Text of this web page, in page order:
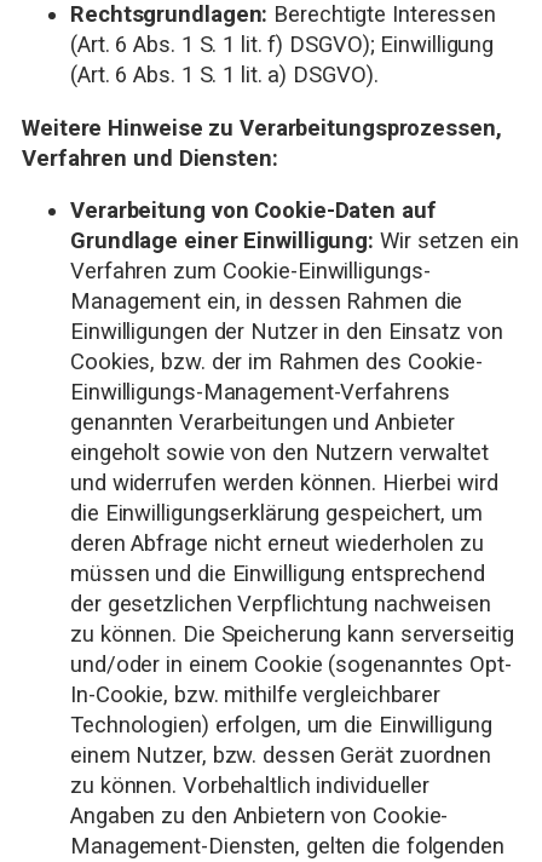
Rechtsgrundlagen: Berechtigte Interessen
(Art. 6 Abs. 1 S. 1 lit. f) DSGVO); Einwilligung
(Art. 6 Abs. 1 S. 1 lit. a) DSGVO).
Weitere Hinweise zu Verarbeitungsprozessen,
Verfahren und Diensten:
Verarbeitung von Cookie-Daten auf
Grundlage einer Einwilligung: Wir setzen ein
Verfahren zum Cookie-Einwilligungs-
Management ein, in dessen Rahmen die
Einwilligungen der Nutzer in den Einsatz von
Cookies, bzw. der im Rahmen des Cookie-
Einwilligungs-Management-Verfahrens
genannten Verarbeitungen und Anbieter
eingeholt sowie von den Nutzern verwaltet
und widerrufen werden können. Hierbei wird
die Einwilligungserklärung gespeichert, um
deren Abfrage nicht erneut wiederholen zu
müssen und die Einwilligung entsprechend
der gesetzlichen Verpflichtung nachweisen
zu können. Die Speicherung kann serverseitig
und/oder in einem Cookie (sogenanntes Opt-
In-Cookie, bzw. mithilfe vergleichbarer
Technologien) erfolgen, um die Einwilligung
einem Nutzer, bzw. dessen Gerät zuordnen
zu können. Vorbehaltlich individueller
Angaben zu den Anbietern von Cookie-
Management-Diensten, gelten die folgenden